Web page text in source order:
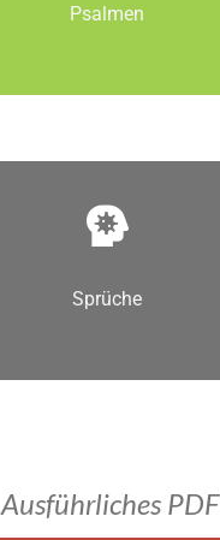
Psalmen
Sprüche
Ausführliches PDF